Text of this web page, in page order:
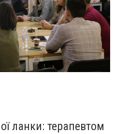
ланки: терапевтом